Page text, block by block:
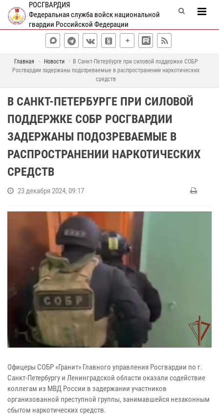
РОСГВАРДИЯ
Федеральная служба войск национальной
гвардии Российской Федерации
Главная Новости
В Санкт-Петербурге при силовой поддержке СОБР
Росгвардии задержаны подозреваемые в распространении наркотических
средств
В САНКТ-ПЕТЕРБУРГЕ ПРИ СИЛОВОЙ
ПОДДЕРЖКЕ СОБР РОСГВАРДИИ
ЗАДЕРЖАНЫ ПОДОЗРЕВАЕМЫЕ В
РАСПРОСТРАНЕНИИ НАРКОТИЧЕСКИХ
СРЕДСТВ
23 декабря 2024, 09:17
Офицеры СОБР «Гранит» Главного управления Росгвардии по г.
Санкт-Петербургу и Ленинградской области оказали содействие
коллегам из МВД России в задержании участников
организованной преступной группы, занимавшейся незаконным
сбытом наркотических средств.